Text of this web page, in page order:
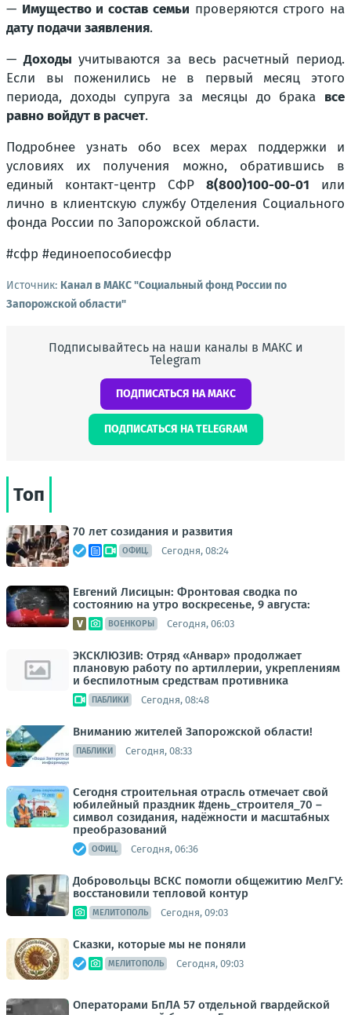
— Имущество и состав семьи проверяются строго на
дату подачи заявления.
—Доходы учитываются за весь расчетный период.
Если вы поженились не в первый месяц этого
периода, доходы супруга за месяцы до брака все
равно войдут в расчет.
Подробнее узнать обо всех мерах поддержки и
условиях их получения можно, обратившись в
единый контакт-центр СФР 8(800)100-00-01 или
лично в клиентскую службу Отделения Социального
фонда России по Запорожской области.
#сфр #единоепособиесфр
Источник: Канал в МАКС "Социальный фонд России по
Запорожской области"
Подписывайтесь на наши каналы в МАКС и
Telegram
ПОДПИСАТЬСЯ НА МАКС
ПОДПИСАТЬСЯ НА TELEGRAM
Топ
70 лет созидания и развития
ОФИЦ. Сегодня, 08:24
Евгений Лисицын: Фронтовая сводка по
состоянию на утро воскресенье, 9 августа:
ВОЕНКОРЫ Сегодня, 06:03
ЭКСКЛЮЗИВ: Отряд «Анвар» продолжает
плановую работу по артиллерии, укреплениям
и беспилотным средствам противника
ПАБЛИКИ Сегодня, 08:48
Вниманию жителей Запорожской области!
ПАБЛИКИ Сегодня, 08:33
Сегодня строительная отрасль отмечает свой
юбилейный праздник #день_строителя_70 –
символ созидания, надёжности и масштабных
преобразований
ОФИЦ. Сегодня, 06:36
Добровольцы ВСКС помогли общежитию МелГУ:
восстановили тепловой контур
МЕЛИТОПОЛЬ Сегодня, 09:03
Сказки, которые мы не поняли
МЕЛИТОПОЛЬ Сегодня, 09:03
Операторами БпЛА 57 отдельной гвардейской